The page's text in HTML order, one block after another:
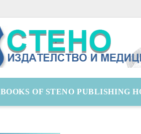
BOOKS OF STENO PUBLISHING